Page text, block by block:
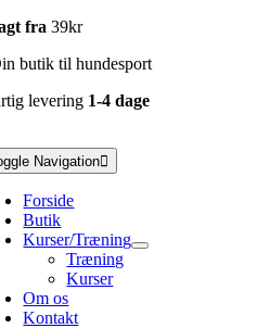
fra39kr
butik til hundesport
levering 1-4 dage
Navigation
Forside
Butik
Kurser/Træning
Træning
Kurser
Om os
Kontakt